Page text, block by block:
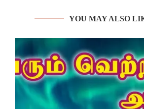
YOU MAY ALSO